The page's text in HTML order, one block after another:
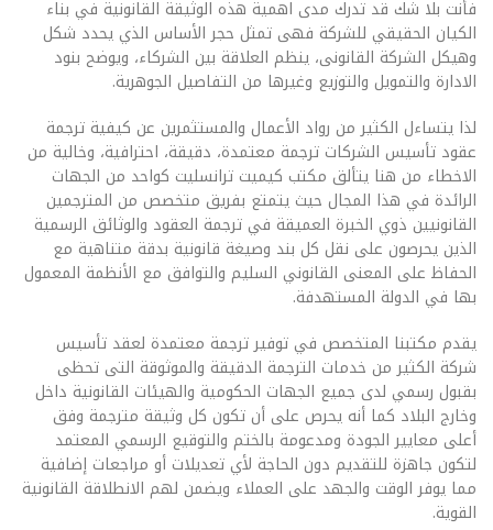
فأنت بلا شك قد تدرك مدى اهمية هذه الوثيقة القانونية في بناء
الكيان الحقيقي للشركة فهى تمثل حجر الأساس الذي يحدد شكل
وهيكل الشركة القانونى، ينظم العلاقة بين الشركاء، ويوضح بنود
الادارة والتمويل والتوزيع وغيرها من التفاصيل الجوهرية.
لذا يتساءل الكثير من رواد الأعمال والمستثمرين عن كيفية ترجمة
عقود تأسيس الشركات ترجمة معتمدة، دقيقة، احترافية، وخالية من
الاخطاء من هنا يتألق مكتب كيميت ترانسليت كواحد من الجهات
الرائدة في هذا المجال حيث يتمتع بفريق متخصص من المترجمين
القانونيين ذوي الخبرة العميقة في ترجمة العقود والوثائق الرسمية
الذين يحرصون على نقل كل بند وصيغة قانونية بدقة متناهية مع
الحفاظ على المعنى القانوني السليم والتوافق مع الأنظمة المعمول
بها في الدولة المستهدفة.
يقدم مكتبنا المتخصص في توفير ترجمة معتمدة لعقد تأسيس
شركة الكثير من خدمات الترجمة الدقيقة والموثوقة التى تحظى
بقبول رسمي لدى جميع الجهات الحكومية والهيئات القانونية داخل
وخارج البلاد كما أنه يحرص على أن تكون كل وثيقة مترجمة وفق
أعلى معايير الجودة ومدعومة بالختم والتوقيع الرسمي المعتمد
لتكون جاهزة للتقديم دون الحاجة لأي تعديلات أو مراجعات إضافية
مما يوفر الوقت والجهد على العملاء ويضمن لهم الانطلاقة القانونية
القوية.